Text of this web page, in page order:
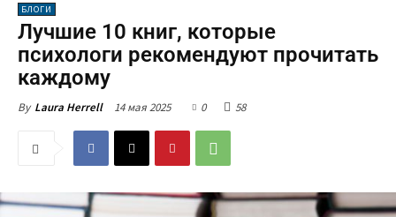
БЛОГИ
Лучшие 10 книг, которые
психологи рекомендуют прочитать
каждому
By Laura Herrell 14 мая 2025 0 58